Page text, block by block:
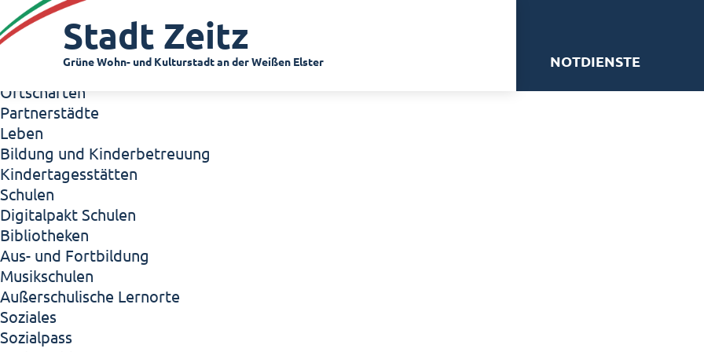
Zeitz - Die Kleinstadt
Willkommen in Zeitz!
Interview mit Oberbürgermeister Christian Thieme
Zeitz - Stadt der Zukunft
Ortschaften
Partnerstädte
Leben
Bildung und Kinderbetreuung
Kindertagesstätten
Schulen
Digitalpakt Schulen
Bibliotheken
Aus- und Fortbildung
Musikschulen
Außerschulische Lernorte
Soziales
Sozialpass
Stadt Zeitz
Grüne Wohn- und Kulturstadt an der Weißen Elster NOTDIENSTE